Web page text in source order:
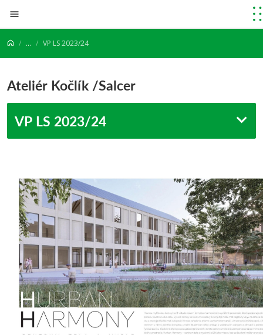
Prejsť na obsah
... VP LS 2023/24
Ateliér Kočlík /Salcer
VP LS 2023/24